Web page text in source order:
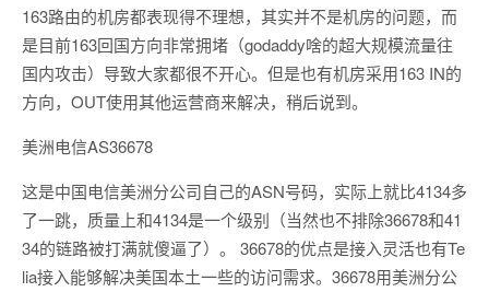
163路由的机房都表现得不理想，其实并不是机房的问题，而
是目前163回国方向非常拥堵（godaddy啥的超大规模流量往
国内攻击）导致大家都很不开心。但是也有机房采用163 IN的
方向，OUT使用其他运营商来解决，稍后说到。
美洲电信AS36678
这是中国电信美洲分公司自己的ASN号码，实际上就比4134多
了一跳，质量上和4134是一个级别（当然也不排除36678和41
34的链路被打满就傻逼了）。 36678的优点是接入灵活也有Te
lia接入能够解决美国本土一些的访问需求。36678用美洲分公